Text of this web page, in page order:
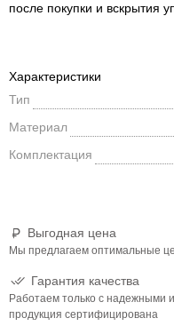
после покупки и вскрытия
Выгодная цена
Мы предлагаем оптимальные
Гарантия качества
Работаем только с надежными
продукция сертифицирована
Характеристики
Тип
Материал
Комплектация